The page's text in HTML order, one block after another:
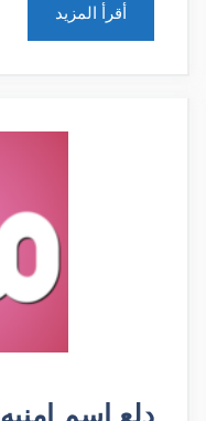
أقرأ المزيد
دلع اسم امنيه